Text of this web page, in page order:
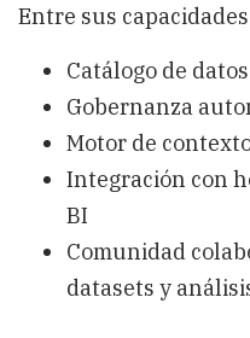
Entre sus
Catálogo de
Gobernanza
Motor de
Integración con
BI
Comunidad
datasets y